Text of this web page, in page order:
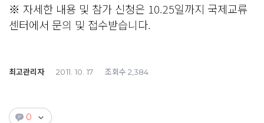
※ 자세한 내용 및 참가 신청은 10.25일까지 국제교류
센터에서 문의 및 접수받습니다.
최고관리자 2011. 10. 17 조회수 2,384
0